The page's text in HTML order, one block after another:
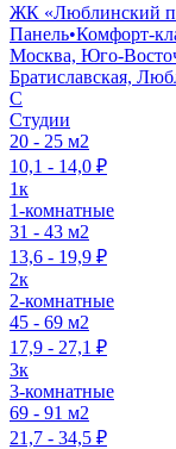
ЖК «Люблинский
Панель•Комфорт-
Москва, Юго-
Братиславская,
C
Студии
20 - 25 м2
10,1 - 14,0 ₽
1к
1-комнатные
31 - 43 м2
13,6 - 19,9 ₽
2к
2-комнатные
45 - 69 м2
17,9 - 27,1 ₽
3к
3-комнатные
69 - 91 м2
21,7 - 34,5 ₽